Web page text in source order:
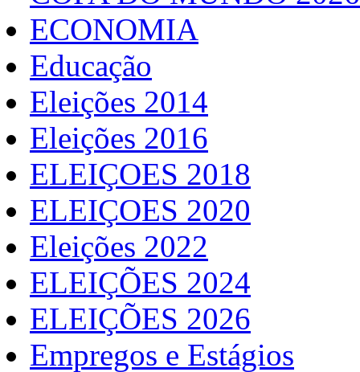
ECONOMIA
Educação
Eleições 2014
Eleições 2016
ELEIÇOES 2018
ELEIÇOES 2020
Eleições 2022
ELEIÇÕES 2024
ELEIÇÕES 2026
Empregos e Estágios